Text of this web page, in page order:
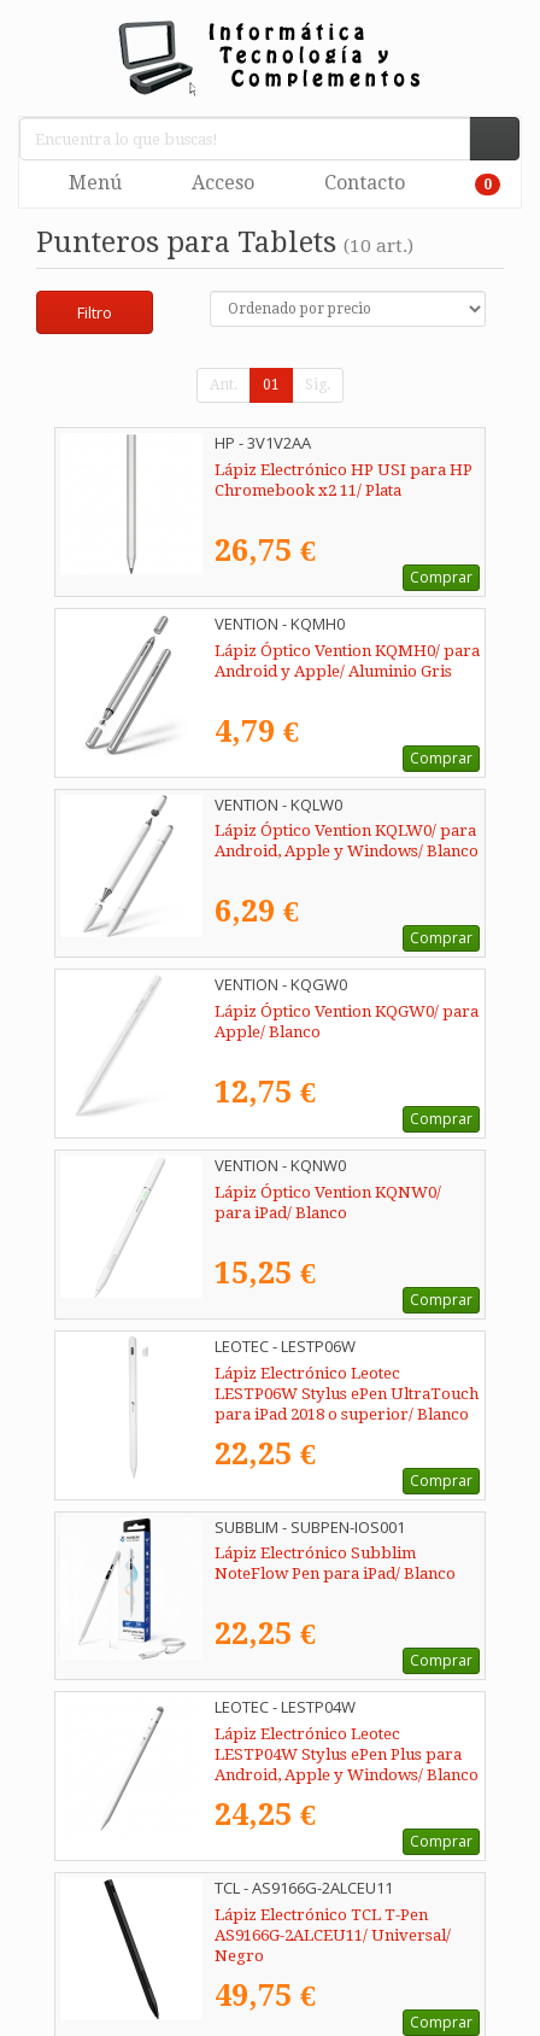
Menú Acceso Contacto 0
Punteros para Tablets (10 art.)
Filtro
Ant. 01 Sig.
HP - 3V1V2AA
Lápiz Electrónico HP USI para HP
Chromebook x2 11/ Plata
26,75 €
Comprar
VENTION - KQMH0
Lápiz Óptico Vention KQMH0/ para
Android y Apple/ Aluminio Gris
4,79 €
Comprar
VENTION - KQLW0
Lápiz Óptico Vention KQLW0/ para
Android, Apple y Windows/ Blanco
6,29 €
Comprar
VENTION - KQGW0
Lápiz Óptico Vention KQGW0/ para
Apple/ Blanco
12,75 €
Comprar
VENTION - KQNW0
Lápiz Óptico Vention KQNW0/
para iPad/ Blanco
15,25 €
Comprar
LEOTEC - LESTP06W
Lápiz Electrónico Leotec
LESTP06W Stylus ePen UltraTouch
para iPad 2018 o superior/ Blanco
22,25 €
Comprar
SUBBLIM - SUBPEN-IOS001
Lápiz Electrónico Subblim
NoteFlow Pen para iPad/ Blanco
22,25 €
Comprar
LEOTEC - LESTP04W
Lápiz Electrónico Leotec
LESTP04W Stylus ePen Plus para
Android, Apple y Windows/ Blanco
24,25 €
Comprar
TCL - AS9166G-2ALCEU11
Lápiz Electrónico TCL T-Pen
AS9166G-2ALCEU11/ Universal/
Negro
49,75 €
Comprar